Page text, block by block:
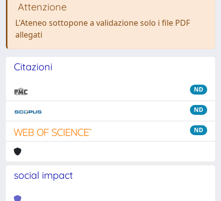
Attenzione
L'Ateneo sottopone a validazione solo i file PDF
allegati
Citazioni
ND
ND
ND
social impact